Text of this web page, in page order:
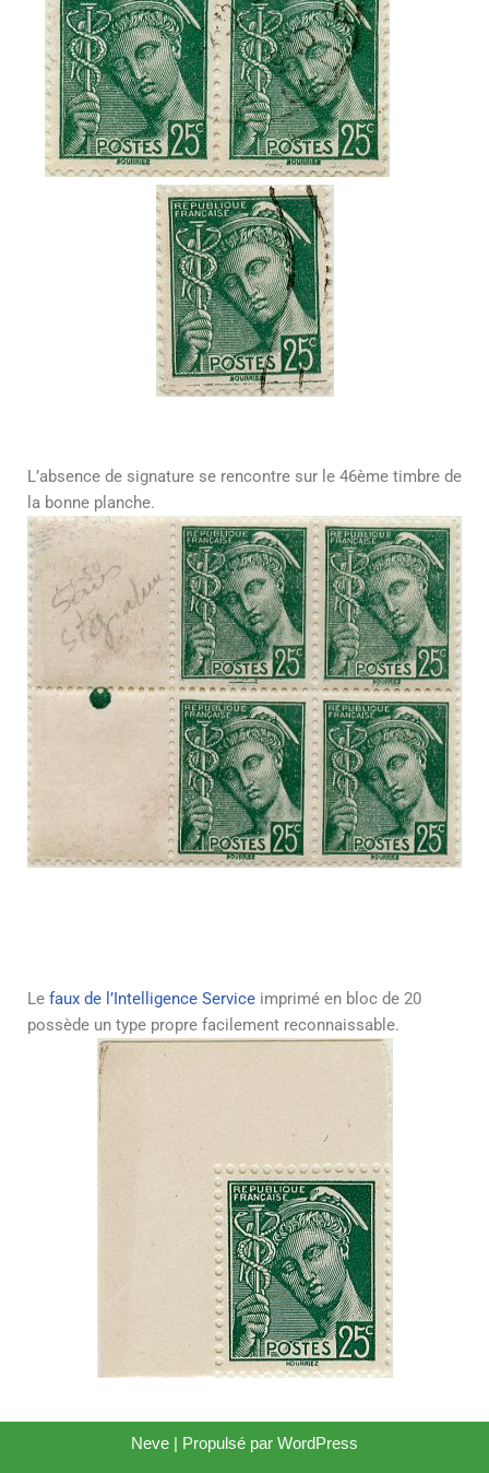
L’absence de signature se rencontre sur le 46ème timbre de
la bonne planche.
Le faux de l’Intelligence Service imprimé en bloc de 20
possède un type propre facilement reconnaissable.
Neve | Propulsé par WordPress